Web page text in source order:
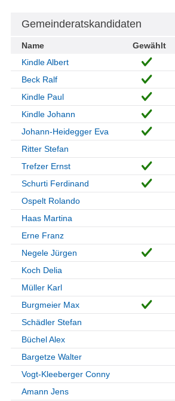
Gemeinderatskandidaten
Name Gewählt
Kindle Albert
Beck Ralf
Kindle Paul
Kindle Johann
Johann-Heidegger Eva
Ritter Stefan
Trefzer Ernst
Schurti Ferdinand
Ospelt Rolando
Haas Martina
Erne Franz
Negele Jürgen
Koch Delia
Müller Karl
Burgmeier Max
Schädler Stefan
Büchel Alex
Bargetze Walter
Vogt-Kleeberger Conny
Amann Jens